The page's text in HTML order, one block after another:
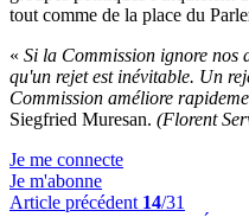
tout comme de la place du
« Si la Commission ignore nos
qu'un rejet est inévitable. Un
Commission améliore
Siegfried Muresan. (Florent
Je me connecte
Je m'abonne
Article précédent 14/31